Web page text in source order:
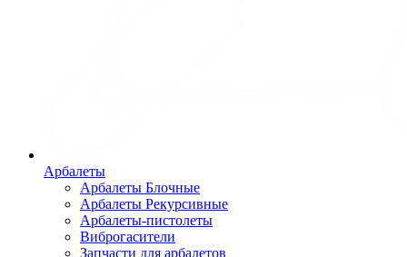
Арбалеты
Арбалеты Блочные
Арбалеты Рекурсивные
Арбалеты-пистолеты
Виброгасители
Запчасти для арбалетов